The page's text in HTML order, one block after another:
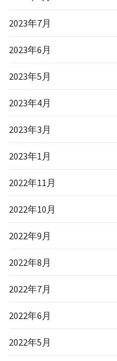
2023年7月
2023年6月
2023年5月
2023年4月
2023年3月
2023年1月
2022年11月
2022年10月
2022年9月
2022年8月
2022年7月
2022年6月
2022年5月